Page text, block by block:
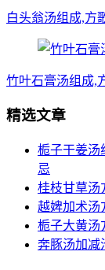
白头翁汤组成,方
竹叶石膏汤组成,
精选文章
栀子干姜汤
忌
桂枝甘草汤
越婢加术汤
栀子大黄汤
奔豚汤加减